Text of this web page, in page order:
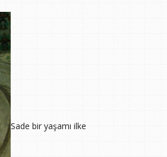
Sade bir yaşamı ilke